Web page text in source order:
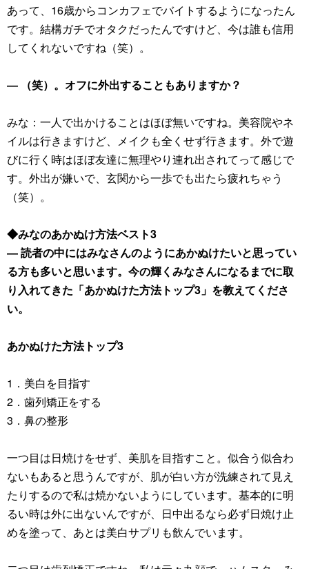
あって、16歳からコンカフェでバイトするようになったん
です。結構ガチでオタクだったんですけど、今は誰も信用
してくれないですね（笑）。
― （笑）。オフに外出することもありますか？
みな：一人で出かけることはほぼ無いですね。美容院やネ
イルは行きますけど、メイクも全くせず行きます。外で遊
びに行く時はほぼ友達に無理やり連れ出されてって感じで
す。外出が嫌いで、玄関から一歩でも出たら疲れちゃう
（笑）。
◆みなのあかぬけ方法ベスト3
― 読者の中にはみなさんのようにあかぬけたいと思ってい
る方も多いと思います。今の輝くみなさんになるまでに取
り入れてきた「あかぬけた方法トップ3」を教えてくださ
い。
あかぬけた方法トップ3
1．美白を目指す
2．歯列矯正をする
3．鼻の整形
一つ目は日焼けをせず、美肌を目指すこと。似合う似合わ
ないもあると思うんですが、肌が白い方が洗練されて見え
たりするので私は焼かないようにしています。基本的に明
るい時は外に出ないんですが、日中出るなら必ず日焼け止
めを塗って、あとは美白サプリも飲んでいます。